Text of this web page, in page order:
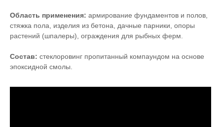
Область применения: армирование фундаментов и полов,
стяжка пола, изделия из бетона, дачные парники, опоры
растений (шпалеры), ограждения для рыбных ферм.
Состав: стеклоровинг пропитанный компаундом на основе
эпоксидной смолы.